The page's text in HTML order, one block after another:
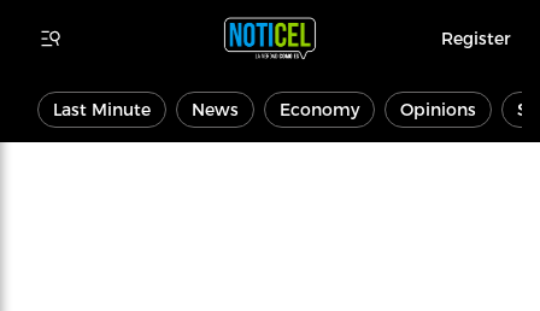
Register
Last Minute News Economy Opinions